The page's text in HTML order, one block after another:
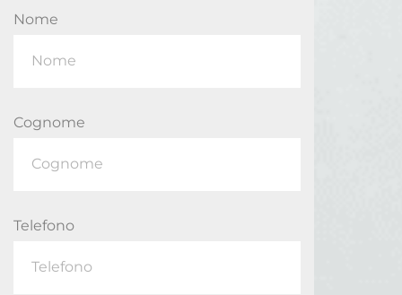
Nome
Cognome
Telefono